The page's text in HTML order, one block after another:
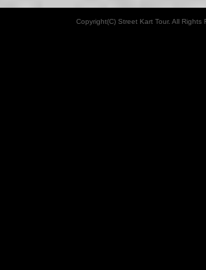
Copyright(C) Street Kart Tour. All Rights